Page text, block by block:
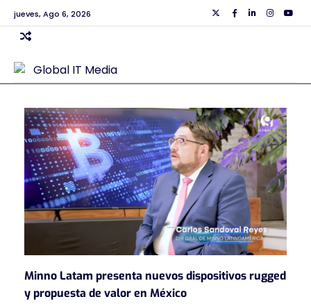
Skip
to
content
jueves, Ago 6, 2026 TwiiterFacebook
Linkedin
Minno Latam presenta nuevos dispositivos rugged
y propuesta de valor en México